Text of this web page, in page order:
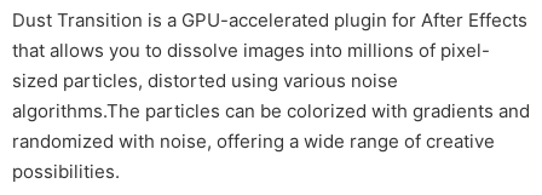
Dust Transition is a GPU-accelerated plugin for After Effects
that allows you to dissolve images into millions of pixel-
sized particles, distorted using various noise
algorithms.The particles can be colorized with gradients and
randomized with noise, offering a wide range of creative
possibilities.